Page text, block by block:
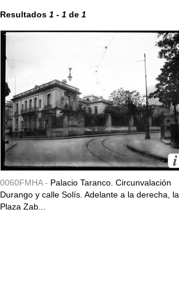
Resultados 1 - 1 de 1
0060FMHA - Palacio Taranco. Circunvalación
Durango y calle Solís. Adelante a la derecha, la
Plaza Zab...